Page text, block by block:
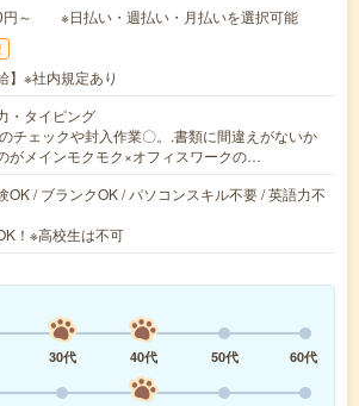
円～ ※日払い・週払い・月払いを選択可能
】※社内規定あり
・タイピング
チェックや封入作業〇。.書類に間違えがないか
がメインモクモク×オフィスワークの…
OK / ブランクOK / パソコンスキル不要 / 英語力不
！※高校生は不可
30代 40代 50代
60代